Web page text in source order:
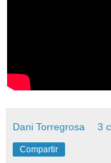
Dani Torregrosa 3
Compartir